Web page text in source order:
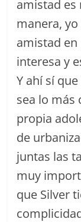
amistad es
manera,
amistad en
interesa y
Y ahí sí
sea lo más
propia
de
juntas las
muy
que Silver